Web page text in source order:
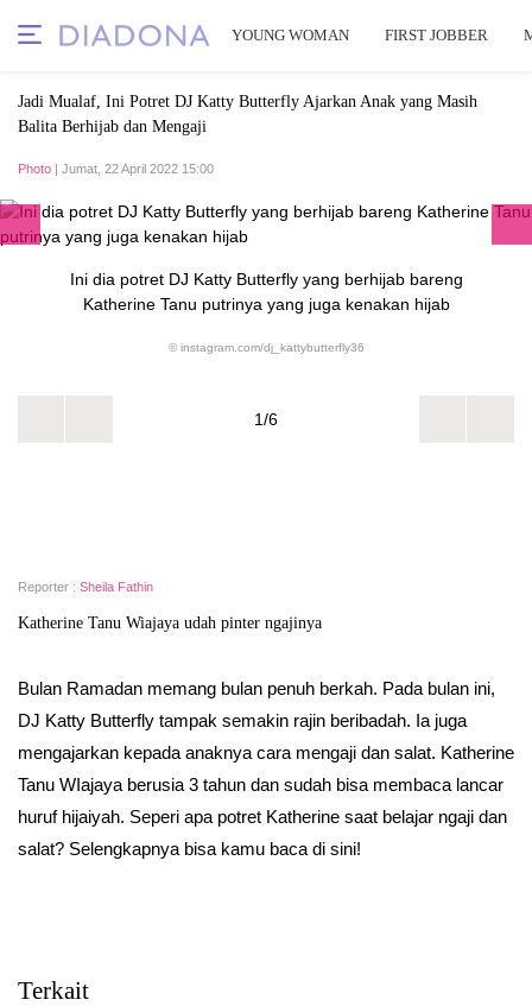
YOUNG WOMAN FIRST JOBBER
Jadi Mualaf, Ini Potret DJ Katty Butterfly Ajarkan Anak yang Masih
Balita Berhijab dan Mengaji
Photo | Jumat, 22 April 2022 15:00
Ini dia potret DJ Katty Butterfly yang berhijab bareng
Katherine Tanu putrinya yang juga kenakan hijab
© instagram.com/dj_kattybutterfly36
1/6
Reporter : Sheila Fathin
Katherine Tanu Wiajaya udah pinter ngajinya
Bulan Ramadan memang bulan penuh berkah. Pada bulan ini,
DJ Katty Butterfly tampak semakin rajin beribadah. Ia juga
mengajarkan kepada anaknya cara mengaji dan salat. Katherine
Tanu WIajaya berusia 3 tahun dan sudah bisa membaca lancar
huruf hijaiyah. Seperi apa potret Katherine saat belajar ngaji dan
salat? Selengkapnya bisa kamu baca di sini!
Terkait